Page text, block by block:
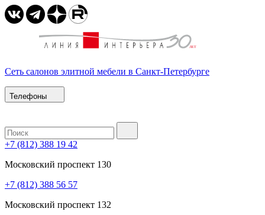
Сеть салонов элитной мебели в Санкт-Петербурге
Телефоны
+7 (812) 388 19 42
Московский проспект 130
+7 (812) 388 56 57
Московский проспект 132